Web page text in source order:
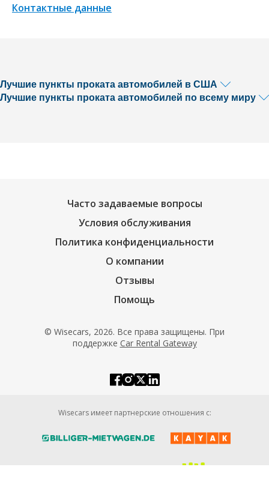
Контактные данные
Лучшие пункты проката автомобилей в США
Лучшие пункты проката автомобилей по всему миру
Часто задаваемые вопросы
Условия обслуживания
Политика конфиденциальности
О компании
Отзывы
Помощь
© Wisecars, 2026. Все права защищены. При
поддержке Car Rental Gateway
Wisecars имеет партнерские отношения с: